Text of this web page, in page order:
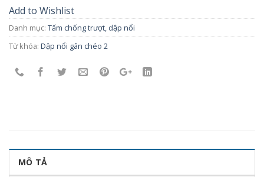
Add to Wishlist
Danh mục: Tấm chống trượt, dập nổi
Từ khóa: Dập nổi gân chéo 2
MÔ TẢ